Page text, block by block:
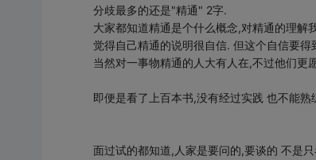
分歧最多的还是"精通" 2字.
大家都知道精通是个什么概念,对精通的理解
觉得自己精通的说明很自信. 但这个自信要得
当然对一事物精通的人大有人在,不过他们更
即便是看了上百本书,没有经过实践 也不能
面过试的都知道,人家是要问的,要谈的 不是